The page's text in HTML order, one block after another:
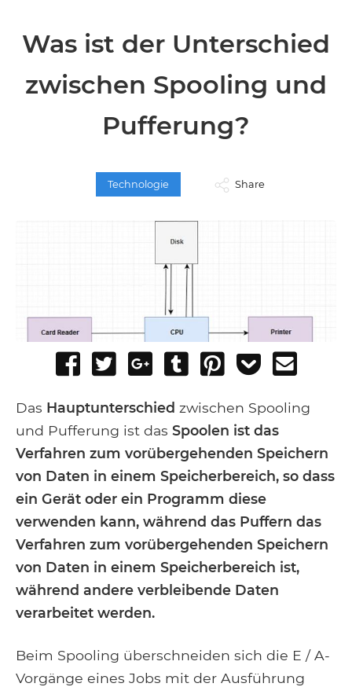
Was ist der Unterschied
zwischen Spooling und
Pufferung?
Technologie Share
Share
Facebook
Tweet
Share
Google+
Post
Tumblr
Pin
Add
Pocket
Das Hauptunterschied zwischen Spooling
und Pufferung ist das Spoolen ist das
Verfahren zum vorübergehenden Speichern
von Daten in einem Speicherbereich, so dass
ein Gerät oder ein Programm diese
verwenden kann, während das Puffern das
Verfahren zum vorübergehenden Speichern
von Daten in einem Speicherbereich ist,
während andere verbleibende Daten
verarbeitet werden.
Beim Spooling überschneiden sich die E / A-
Vorgänge eines Jobs mit der Ausführung